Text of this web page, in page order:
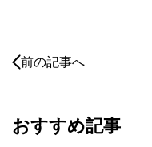
前の記事へ
おすすめ記事